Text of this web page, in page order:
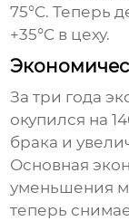
75°C. Теперь
+35°C в цеху.
За три года
окупился на
брака и
Основная
уменьшения
теперь